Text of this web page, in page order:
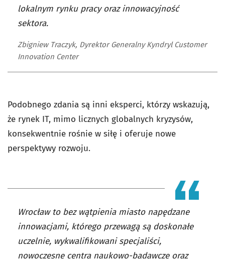
lokalnym rynku pracy oraz innowacyjność
sektora.
Zbigniew Traczyk, Dyrektor Generalny Kyndryl Customer
Innovation Center
Podobnego zdania są inni eksperci, którzy wskazują,
że rynek IT, mimo licznych globalnych kryzysów,
konsekwentnie rośnie w siłę i oferuje nowe
perspektywy rozwoju.
Wrocław to bez wątpienia miasto napędzane
innowacjami, którego przewagą są doskonałe
uczelnie, wykwalifikowani specjaliści,
nowoczesne centra naukowo-badawcze oraz